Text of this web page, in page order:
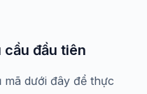
đầu tiên
dưới đây để thực